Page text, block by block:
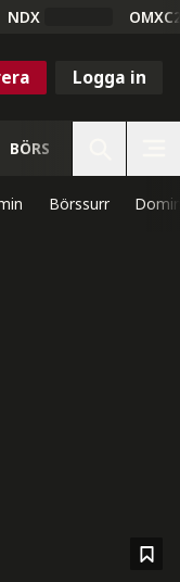
NDX
Logga in
BÖRS
Börssurr